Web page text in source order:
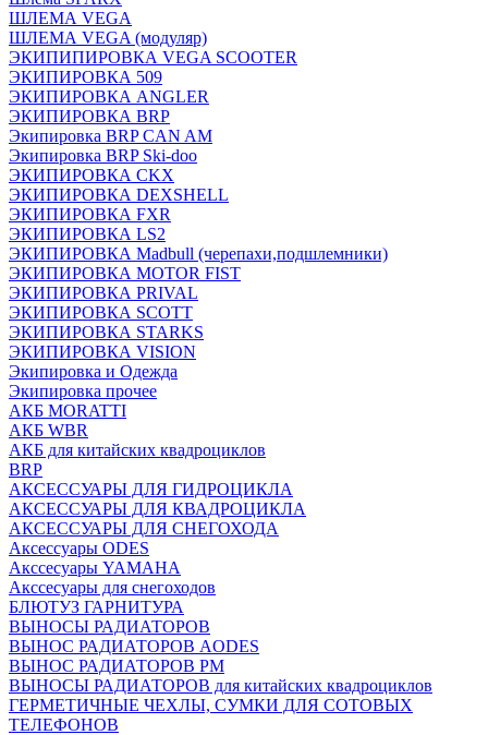
ШЛЕМА VEGA
ШЛЕМА VEGA (модуляр)
ЭКИПИПИРОВКА VEGA SCOOTER
ЭКИПИРОВКА 509
ЭКИПИРОВКА ANGLER
ЭКИПИРОВКА BRP
Экипировка BRP CAN AM
Экипировка BRP Ski-doo
ЭКИПИРОВКА CKX
ЭКИПИРОВКА DEXSHELL
ЭКИПИРОВКА FXR
ЭКИПИРОВКА LS2
ЭКИПИРОВКА Madbull (черепахи,подшлемники)
ЭКИПИРОВКА MOTOR FIST
ЭКИПИРОВКА PRIVAL
ЭКИПИРОВКА SCOTT
ЭКИПИРОВКА STARKS
ЭКИПИРОВКА VISION
Экипировка и Одежда
Экипировка прочее
АКБ MORATTI
АКБ WBR
АКБ для китайских квадроциклов
BRP
АКСЕССУАРЫ ДЛЯ ГИДРОЦИКЛА
АКСЕССУАРЫ ДЛЯ КВАДРОЦИКЛА
АКСЕССУАРЫ ДЛЯ СНЕГОХОДА
Аксессуары ODES
Акссесуары YAMAHA
Акссесуары для снегоходов
БЛЮТУЗ ГАРНИТУРА
ВЫНОСЫ РАДИАТОРОВ
ВЫНОС РАДИАТОРОВ AODES
ВЫНОС РАДИАТОРОВ РМ
ВЫНОСЫ РАДИАТОРОВ для китайских квадроциклов
ГЕРМЕТИЧНЫЕ ЧЕХЛЫ, СУМКИ ДЛЯ СОТОВЫХ
ТЕЛЕФОНОВ